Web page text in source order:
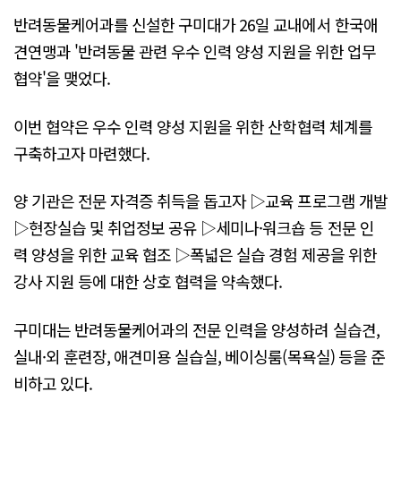
반려동물케어과를 신설한 구미대가 26일 교내에서 한국애
견연맹과 '반려동물 관련 우수 인력 양성 지원을 위한 업무
협약'을 맺었다.
이번 협약은 우수 인력 양성 지원을 위한 산학협력 체계를
구축하고자 마련했다.
양 기관은 전문 자격증 취득을 돕고자 ▷교육 프로그램 개발
▷현장실습 및 취업정보 공유 ▷세미나·워크숍 등 전문 인
력 양성을 위한 교육 협조 ▷폭넓은 실습 경험 제공을 위한
강사 지원 등에 대한 상호 협력을 약속했다.
구미대는 반려동물케어과의 전문 인력을 양성하려 실습견,
실내·외 훈련장, 애견미용 실습실, 베이싱룸(목욕실) 등을 준
비하고 있다.